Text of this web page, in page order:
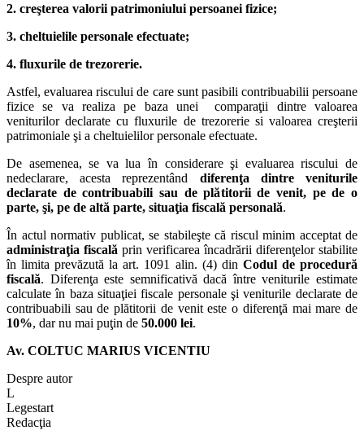
2. creşterea valorii patrimoniului persoanei fizice;
3. cheltuielile personale efectuate;
4. fluxurile de trezorerie.
Astfel, evaluarea riscului de care sunt pasibili contribuabilii persoane
fizice se va realiza pe baza unei comparaţii dintre valoarea
veniturilor declarate cu fluxurile de trezorerie si valoarea creşterii
patrimoniale şi a cheltuielilor personale efectuate.
De asemenea, se va lua în considerare şi evaluarea riscului de
nedeclarare, acesta reprezentând diferenţa dintre veniturile
declarate de contribuabili sau de plătitorii de venit, pe de o
parte, şi, pe de altă parte, situaţia fiscală personală.
În actul normativ publicat, se stabileşte că riscul minim acceptat de
administraţia fiscală prin verificarea încadrării diferenţelor stabilite
în limita prevăzută la art. 1091 alin. (4) din Codul de procedură
fiscală. Diferenţa este semnificativă dacă între veniturile estimate
calculate în baza situaţiei fiscale personale şi veniturile declarate de
contribuabili sau de plătitorii de venit este o diferenţă mai mare de
10%, dar nu mai puţin de 50.000 lei.
Av. COLTUC MARIUS VICENTIU
Despre autor
L
Legestart
Redacţia